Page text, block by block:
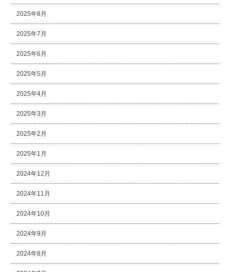
2025年8月
2025年7月
2025年6月
2025年5月
2025年4月
2025年3月
2025年2月
2025年1月
2024年12月
2024年11月
2024年10月
2024年9月
2024年8月